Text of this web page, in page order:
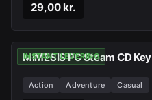
29,00 kr.
INSTANT LEVERING
MIMESIS PC Steam CD Key
Action Adventure Casual